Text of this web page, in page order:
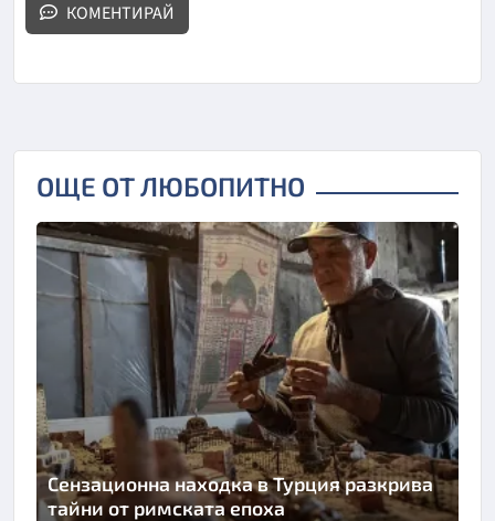
КОМЕНТИРАЙ
ОЩЕ ОТ ЛЮБОПИТНО
Сензационна находка в Турция разкрива
тайни от римската епоха